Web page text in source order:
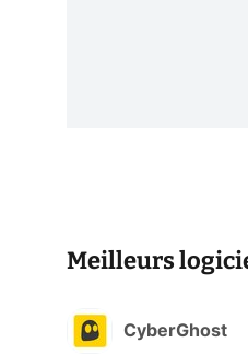
Meilleurs
CyberGhost